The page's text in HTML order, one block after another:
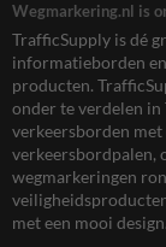
Wegmarkering.nl is
TrafficSupply is dé
informatieborden
producten.
onder te verdelen in
verkeersborden met
verkeersbordpalen,
wegmarkeringen
met een mooi design.